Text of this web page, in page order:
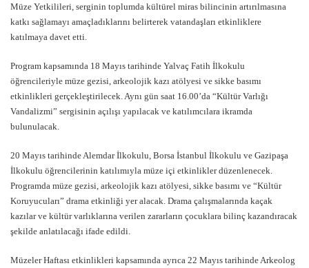
Müze Yetkilileri, serginin toplumda kültürel miras bilincinin artırılmasına
katkı sağlamayı amaçladıklarını belirterek vatandaşları etkinliklere
katılmaya davet etti.
Program kapsamında 18 Mayıs tarihinde Yalvaç Fatih İlkokulu
öğrencileriyle müze gezisi, arkeolojik kazı atölyesi ve sikke basımı
etkinlikleri gerçekleştirilecek. Aynı gün saat 16.00’da “Kültür Varlığı
Vandalizmi” sergisinin açılışı yapılacak ve katılımcılara ikramda
bulunulacak.
20 Mayıs tarihinde Alemdar İlkokulu, Borsa İstanbul İlkokulu ve Gazipaşa
İlkokulu öğrencilerinin katılımıyla müze içi etkinlikler düzenlenecek.
Programda müze gezisi, arkeolojik kazı atölyesi, sikke basımı ve “Kültür
Koruyucuları” drama etkinliği yer alacak. Drama çalışmalarında kaçak
kazılar ve kültür varlıklarına verilen zararların çocuklara bilinç kazandıracak
şekilde anlatılacağı ifade edildi.
Müzeler Haftası etkinlikleri kapsamında ayrıca 22 Mayıs tarihinde Arkeolog